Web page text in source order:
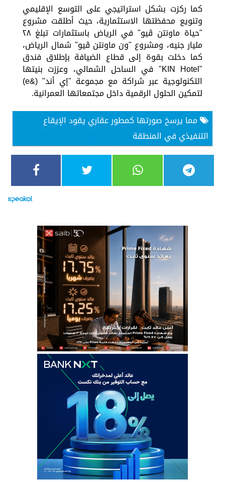
كما ركزت بشكل استراتيجي على التوسع الإقليمي
وتنويع محفظتها الاستثمارية، حيث أطلقت مشروع
"حياة ماونتن ڤيو" في الرياض باستثمارات تبلغ ٢٨
مليار جنيه، ومشروع "ون ماونتن ڤيو" شمال الرياض،
كما دخلت بقوة إلى قطاع الضيافة بإطلاق فندق
"KIN Hotel" في الساحل الشمالي، وعززت بنيتها
التكنولوجية عبر شراكة مع مجموعة "إي أند" (&e)
لتمكين الحلول الرقمية داخل مجتمعاتها العمرانية.
مما يرسخ صورتها كمطور عقاري يقود الإيقاع
التنفيذي في المنطقة